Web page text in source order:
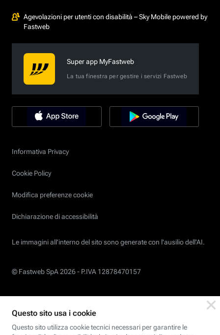
Agevolazioni per utenti con disabilità – Sky Mobile powered by
Fastweb
Super app MyFastweb
La tua finestra per gestire i servizi Fastweb
Informativa Privacy
Cookie Policy
Modifica preferenze cookie
Dichiarazione di accessibilità
Le immagini all’interno del sito sono generate con l'ausilio dell'AI.
© Fastweb SpA 2026 - P.IVA 12878470157